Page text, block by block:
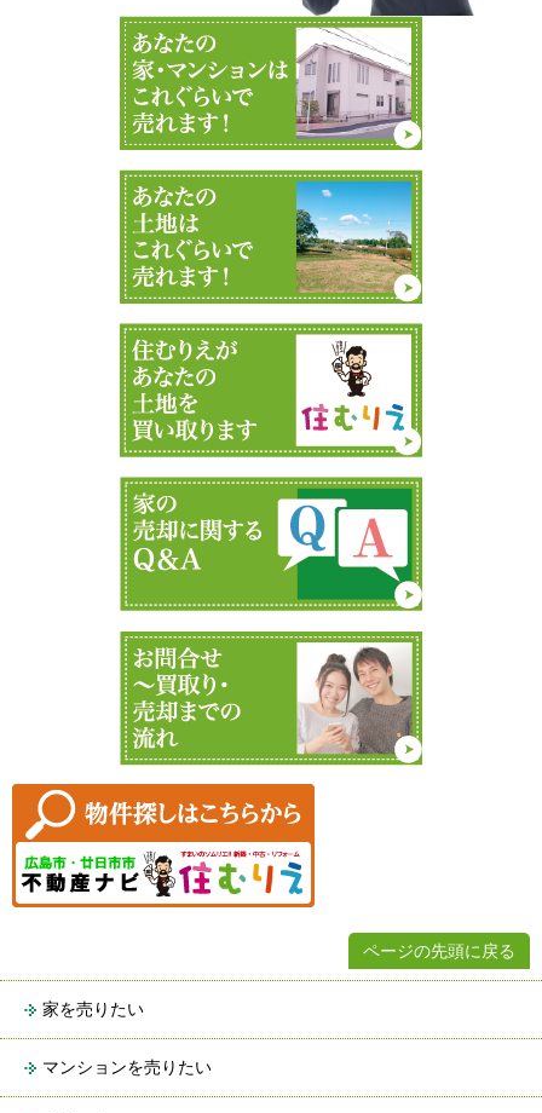
ページの先頭に戻る
家を売りたい
マンションを売りたい